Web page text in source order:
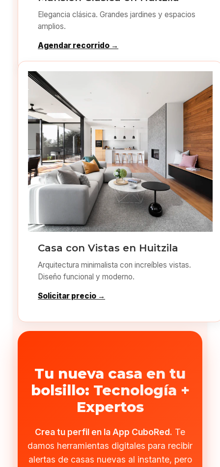
Elegancia clásica. Grandes jardines y espacios
amplios.
Agendar recorrido →
Casa con Vistas en Huitzila
Arquitectura minimalista con increíbles vistas.
Diseño funcional y moderno.
Solicitar precio →
Tu nueva casa en tu
bolsillo: Tecnología +
Expertos
Crea tu perfil en la App CuboRed. Te
damos herramientas digitales para recibir
alertas de casas nuevas al instante, pero